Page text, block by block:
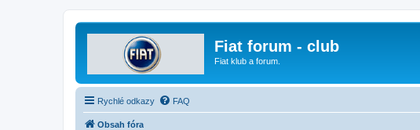
Fiat forum - club
Fiat klub a forum.
Rychlé odkazy FAQ
Obsah fóra